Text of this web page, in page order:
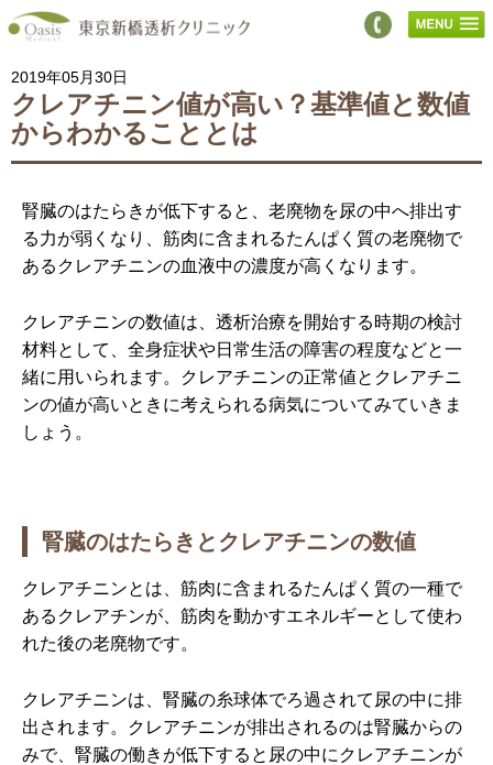
2019年05月30日
クレアチニン値が高い？基準値と数値
からわかることとは
腎臓のはたらきが低下すると、老廃物を尿の中へ排出す
る力が弱くなり、筋肉に含まれるたんぱく質の老廃物で
あるクレアチニンの血液中の濃度が高くなります。
クレアチニンの数値は、透析治療を開始する時期の検討
材料として、全身症状や日常生活の障害の程度などと一
緒に用いられます。クレアチニンの正常値とクレアチニ
ンの値が高いときに考えられる病気についてみていきま
しょう。
腎臓のはたらきとクレアチニンの数値
クレアチニンとは、筋肉に含まれるたんぱく質の一種で
あるクレアチンが、筋肉を動かすエネルギーとして使わ
れた後の老廃物です。
クレアチニンは、腎臓の糸球体でろ過されて尿の中に排
出されます。クレアチニンが排出されるのは腎臓からの
みで、腎臓の働きが低下すると尿の中にクレアチニンが